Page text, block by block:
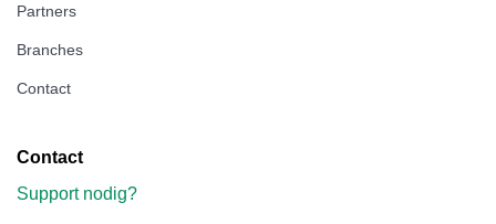
Partners
Branches
Contact
Contact
Support nodig?